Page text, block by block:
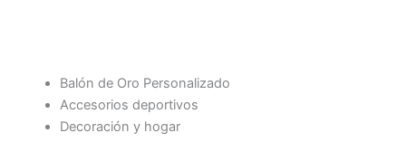
Balón de Oro Personalizado
Accesorios deportivos
Decoración y hogar